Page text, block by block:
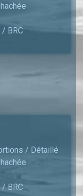
BRC
/ Détaillé
BRC